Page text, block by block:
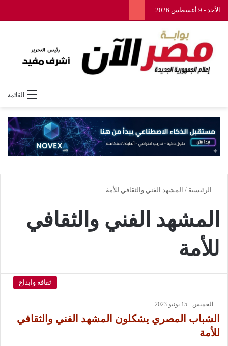
الأحد - 9 أغسطس 2026
القائمة
الرئيسية / المشهد الفني والثقافي للأمة
المشهد الفني والثقافي
للأمة
ثقافة وابداع
الخميس - 15 يونيو 2023
الشباب المصري يشكلون المشهد الفني والثقافي
للأمة